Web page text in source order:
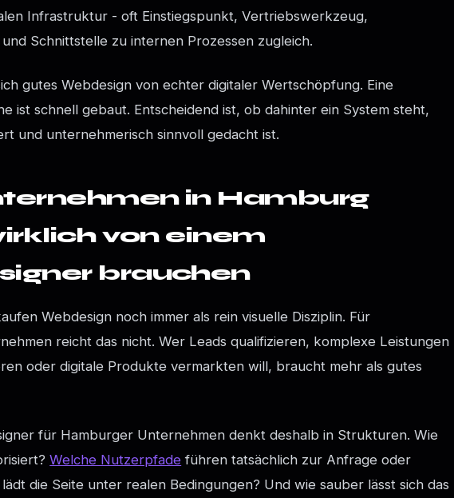
Infrastruktur - oft Einstiegspunkt, Vertriebswerkzeug,
Schnittstelle zu internen Prozessen zugleich.
gutes Webdesign von echter digitaler Wertschöpfung. Eine
ist schnell gebaut. Entscheidend ist, ob dahinter ein System steht,
und unternehmerisch sinnvoll gedacht ist.
in Hamburg
von einem
brauchen
Webdesign noch immer als rein visuelle Disziplin. Für
reicht das nicht. Wer Leads qualifizieren, komplexe Leistungen
oder digitale Produkte vermarkten will, braucht mehr als gutes
für Hamburger Unternehmen denkt deshalb in Strukturen. Wie
Welche Nutzerpfade führen tatsächlich zur Anfrage oder
die Seite unter realen Bedingungen? Und wie sauber lässt sich das